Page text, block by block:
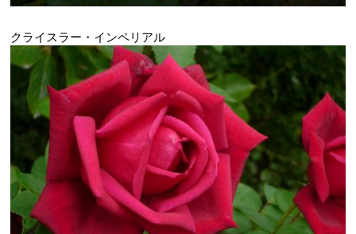
クライスラー・インペリアル